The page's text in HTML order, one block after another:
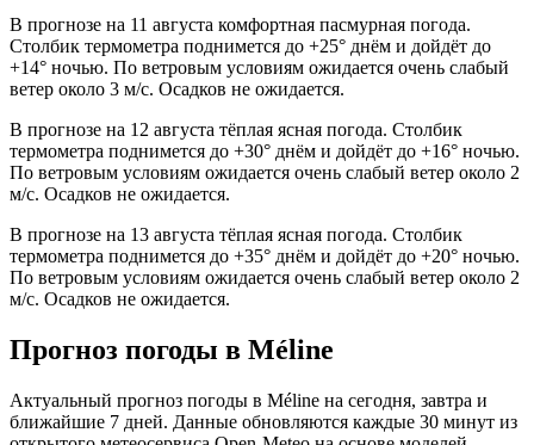
В прогнозе на 11 августа комфортная пасмурная погода.
Столбик термометра поднимется до +25° днём и дойдёт до
+14° ночью. По ветровым условиям ожидается очень слабый
ветер около 3 м/с. Осадков не ожидается.
В прогнозе на 12 августа тёплая ясная погода. Столбик
термометра поднимется до +30° днём и дойдёт до +16° ночью.
По ветровым условиям ожидается очень слабый ветер около 2
м/с. Осадков не ожидается.
В прогнозе на 13 августа тёплая ясная погода. Столбик
термометра поднимется до +35° днём и дойдёт до +20° ночью.
По ветровым условиям ожидается очень слабый ветер около 2
м/с. Осадков не ожидается.
Прогноз погоды в Mélinе
Актуальный прогноз погоды в Mélinе на сегодня, завтра и
ближайшие 7 дней. Данные обновляются каждые 30 минут из